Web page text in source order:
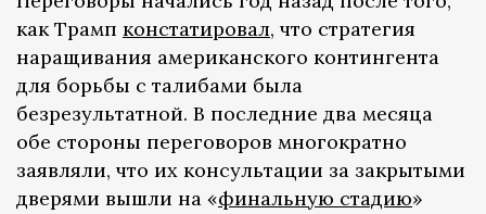
как Трамп констатировал, что стратегия
наращивания американского контингента
для борьбы с талибами была
безрезультатной. В последние два месяца
обе стороны переговоров многократно
заявляли, что их консультации за закрытыми
дверями вышли на «финальную стадию»